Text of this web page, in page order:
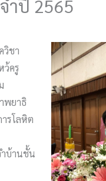
ำปี​ 2565
วิชา
ว้ครู​
พยาธิ
รโลหิต
บ้านชั้น